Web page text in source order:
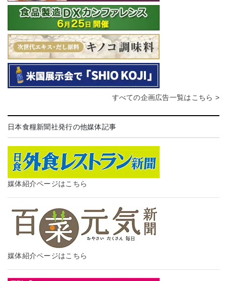
すべての企画広告一覧はこちら >
日本食糧新聞社発行の他媒体記事
媒体紹介ページはこちら
媒体紹介ページはこちら